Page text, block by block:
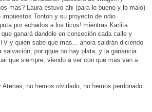
mas? Laura estuvo ahi (para lo bueno y lo malo)
Tonton y su proyecto de odio
por echados a los ticos! mientras Karlita
ganará dandole en conseción cada calle y
y quién sabe que mas... ahora saldrán diciendo
salvación; por qque no hay plata, y la ganancia
que siempre, viendo a ver con que mas van a
no hemos olvidado, no hemos perdonado...